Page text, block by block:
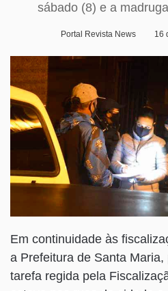
sábado (8) e a
Portal Revista News 16
Em continuidade às
a Prefeitura de Santa
tarefa regida pela